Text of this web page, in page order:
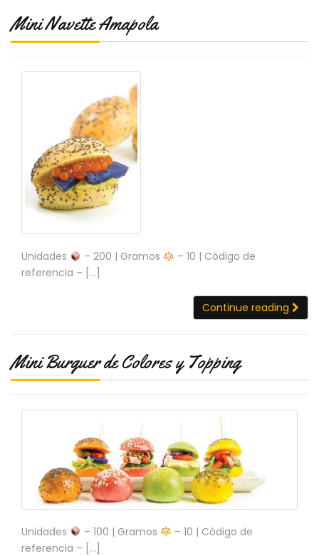
Mini Navette Amapola
Unidades – 200 | Gramos
– 10 | Código de
referencia – […]
Continue reading
Mini Burguer de Colores y Topping
Unidades – 100 | Gramos
– 10 | Código de
referencia – […]